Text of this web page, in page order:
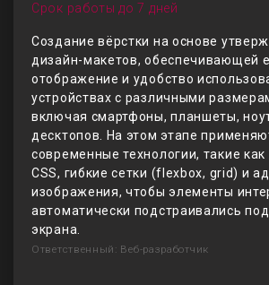
Срок работы до 7 дней
Создание вёрстки на основе
дизайн-макетов, обеспечивающей
отображение и удобство
устройствах с различными
включая смартфоны, планшеты,
десктопов. На этом этапе
современные технологии, такие
CSS, гибкие сетки (flexbox, grid) и
изображения, чтобы элементы
автоматически подстраивались
экрана.
Ответственный: Веб-разработчик